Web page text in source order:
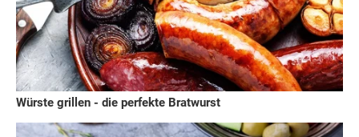
Würste grillen - die perfekte Bratwurst